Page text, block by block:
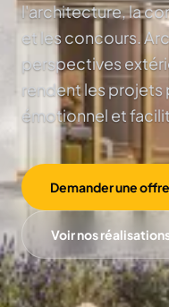
l'architecture, la
et les concours.
perspectives
rendent les
émotionnel et
Demander une offre
Voir nos